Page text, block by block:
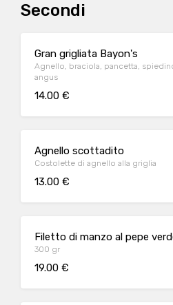
Secondi
Gran grigliata Bayon's
Agnello, braciola, pancetta,
angus
14.00 €
Agnello scottadito
Costolette di agnello alla griglia
13.00 €
Filetto di manzo al pepe
300 gr
19.00 €